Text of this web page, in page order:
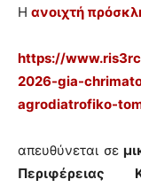
Η ανοιχτή
https://
2026-gia-
agrodiatrofiko-
απευθύνεται σε
Περιφέρειας